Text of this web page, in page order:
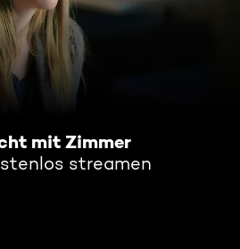
mit Zimmer
streamen